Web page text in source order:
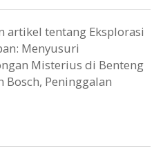
artikel tentang Eksplorasi
Menyusuri
Misterius di Benteng
Bosch, Peninggalan